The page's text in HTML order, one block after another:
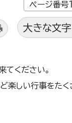
ページ番
大きな文
ください。
ど楽しい行事をた